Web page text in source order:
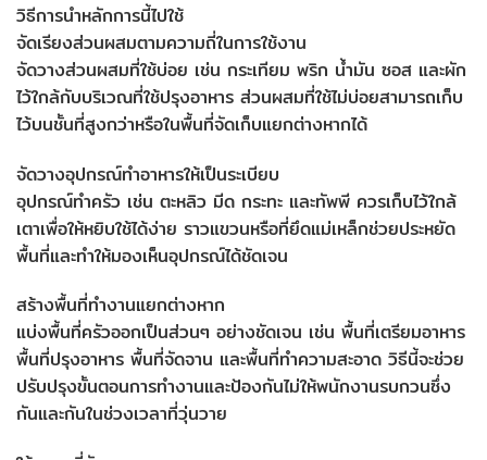
วิธีการนำหลักการนี้ไปใช้
จัดเรียงส่วนผสมตามความถี่ในการใช้งาน
จัดวางส่วนผสมที่ใช้บ่อย เช่น กระเทียม พริก น้ำมัน ซอส และผัก
ไว้ใกล้กับบริเวณที่ใช้ปรุงอาหาร ส่วนผสมที่ใช้ไม่บ่อยสามารถเก็บ
ไว้บนชั้นที่สูงกว่าหรือในพื้นที่จัดเก็บแยกต่างหากได้
จัดวางอุปกรณ์ทำอาหารให้เป็นระเบียบ
อุปกรณ์ทำครัว เช่น ตะหลิว มีด กระทะ และทัพพี ควรเก็บไว้ใกล้
เตาเพื่อให้หยิบใช้ได้ง่าย ราวแขวนหรือที่ยึดแม่เหล็กช่วยประหยัด
พื้นที่และทำให้มองเห็นอุปกรณ์ได้ชัดเจน
สร้างพื้นที่ทำงานแยกต่างหาก
แบ่งพื้นที่ครัวออกเป็นส่วนๆ อย่างชัดเจน เช่น พื้นที่เตรียมอาหาร
พื้นที่ปรุงอาหาร พื้นที่จัดจาน และพื้นที่ทำความสะอาด วิธีนี้จะช่วย
ปรับปรุงขั้นตอนการทำงานและป้องกันไม่ให้พนักงานรบกวนซึ่ง
กันและกันในช่วงเวลาที่วุ่นวาย